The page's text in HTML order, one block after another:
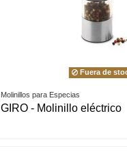
Fuera de
Molinillos para Especias
GIRO - Molinillo eléctrico